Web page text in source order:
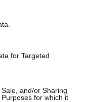
for Targeted
and/or Sharing
for which it
σε αντίθεση με τους
σε πολιτική
αντίστοιχο
αποχώρηση ύστερα